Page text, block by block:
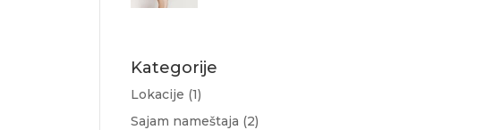
Kategorije
Lokacije (1)
Sajam nameštaja (2)